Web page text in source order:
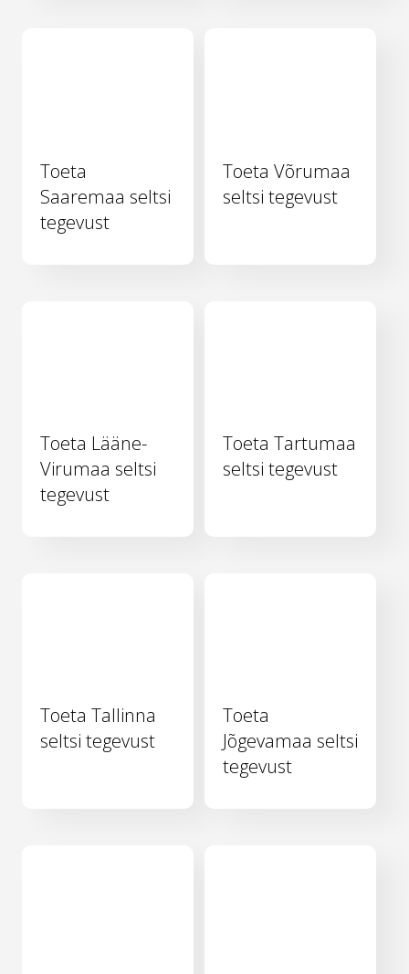
Toeta
Saaremaa seltsi
tegevust
Toeta Võrumaa
seltsi tegevust
Toeta Lääne-
Virumaa seltsi
tegevust
Toeta Tartumaa
seltsi tegevust
Toeta Tallinna
seltsi tegevust
Toeta
Jõgevamaa seltsi
tegevust